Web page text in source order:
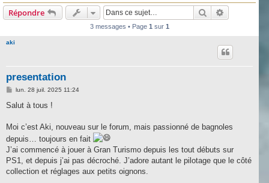
Répondre Rechercher
3 messages • Page 1 sur 1
aki
presentation
M
s
g
lun. 28 juil. 2025 11:24
Salut à tous !
Moi c’est Aki, nouveau sur le forum, mais passionné de bagnoles
depuis… toujours en fait
J’ai commencé à jouer à Gran Turismo depuis les tout débuts sur
PS1, et depuis j’ai pas décroché. J’adore autant le pilotage que le côté
collection et réglages aux petits oignons.